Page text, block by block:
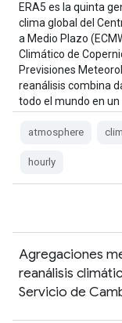
ERA5 es la quinta
clima global del
a Medio Plazo
Climático de
Previsiones
reanálisis combina
todo el mundo en
atmosphere
hourly
Agregaciones
reanálisis
Servicio de